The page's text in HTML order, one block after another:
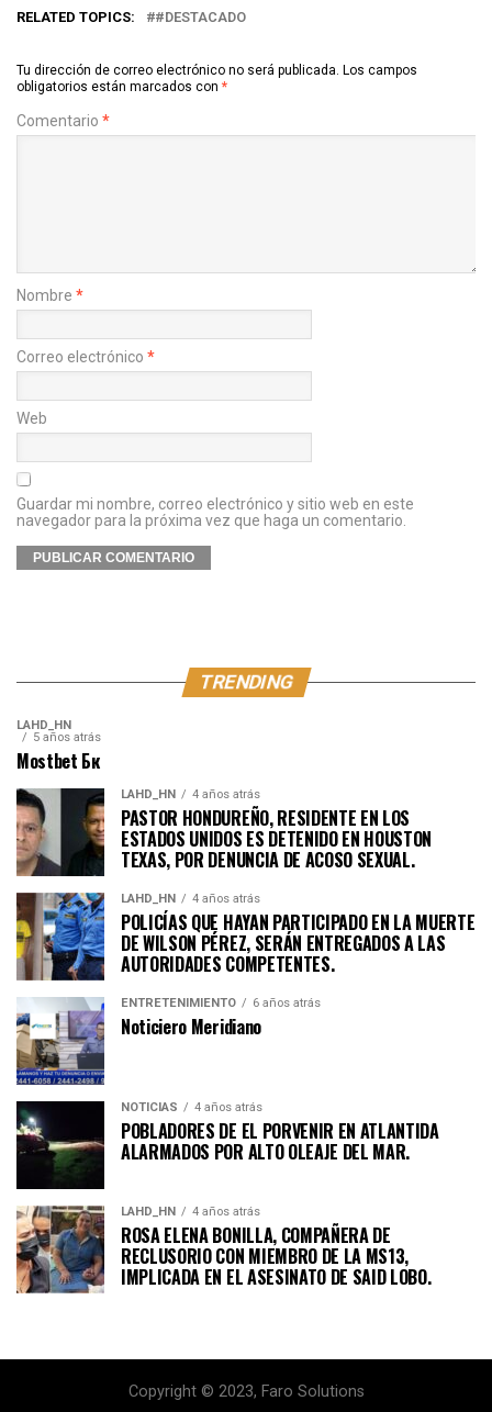
RELATED TOPICS: #DESTACADO
Tu dirección de correo electrónico no será publicada. Los campos
obligatorios están marcados con *
Comentario *
Nombre *
Correo electrónico *
Web
Guardar mi nombre, correo electrónico y sitio web en este
navegador para la próxima vez que haga un comentario.
TRENDING
LAHD_HN
5 años atrás
Mostbet Бк
LAHD_HN 4 años atrás
PASTOR HONDUREÑO, RESIDENTE EN LOS
ESTADOS UNIDOS ES DETENIDO EN HOUSTON
TEXAS, POR DENUNCIA DE ACOSO SEXUAL.
LAHD_HN 4 años atrás
POLICÍAS QUE HAYAN PARTICIPADO EN LA MUERTE
DE WILSON PÉREZ, SERÁN ENTREGADOS A LAS
AUTORIDADES COMPETENTES.
ENTRETENIMIENTO 6 años atrás
Noticiero Meridiano
NOTICIAS 4 años atrás
POBLADORES DE EL PORVENIR EN ATLANTIDA
ALARMADOS POR ALTO OLEAJE DEL MAR.
LAHD_HN 4 años atrás
ROSA ELENA BONILLA, COMPAÑERA DE
RECLUSORIO CON MIEMBRO DE LA MS13,
IMPLICADA EN EL ASESINATO DE SAID LOBO.
Copyright © 2023, Faro Solutions